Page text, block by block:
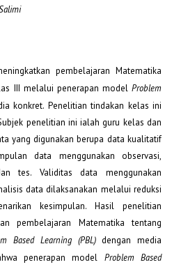
pembelajaran Matematika
III melalui penerapan model Problem
konkret. Penelitian tindakan kelas ini
penelitian ini ialah guru kelas dan
yang digunakan berupa data kualitatif
data menggunakan observasi,
tes. Validitas data menggunakan
data dilaksanakan melalui reduksi
kesimpulan. Hasil penelitian
pembelajaran Matematika tentang
Based Learning (PBL)dengan media
penerapan model Problem Based